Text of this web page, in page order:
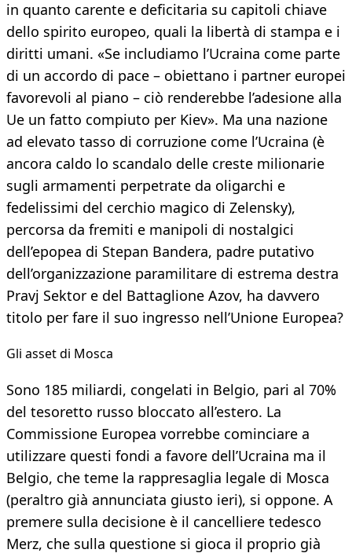
in quanto carente e deficitaria su capitoli chiave
dello spirito europeo, quali la libertà di stampa e i
diritti umani. «Se includiamo l’Ucraina come parte
di un accordo di pace – obiettano i partner europei
favorevoli al piano – ciò renderebbe l’adesione alla
Ue un fatto compiuto per Kiev». Ma una nazione
ad elevato tasso di corruzione come l’Ucraina (è
ancora caldo lo scandalo delle creste milionarie
sugli armamenti perpetrate da oligarchi e
fedelissimi del cerchio magico di Zelensky),
percorsa da fremiti e manipoli di nostalgici
dell’epopea di Stepan Bandera, padre putativo
dell’organizzazione paramilitare di estrema destra
Pravj Sektor e del Battaglione Azov, ha davvero
titolo per fare il suo ingresso nell’Unione Europea?
Gli asset di Mosca
Sono 185 miliardi, congelati in Belgio, pari al 70%
del tesoretto russo bloccato all’estero. La
Commissione Europea vorrebbe cominciare a
utilizzare questi fondi a favore dell’Ucraina ma il
Belgio, che teme la rappresaglia legale di Mosca
(peraltro già annunciata giusto ieri), si oppone. A
premere sulla decisione è il cancelliere tedesco
Merz, che sulla questione si gioca il proprio già